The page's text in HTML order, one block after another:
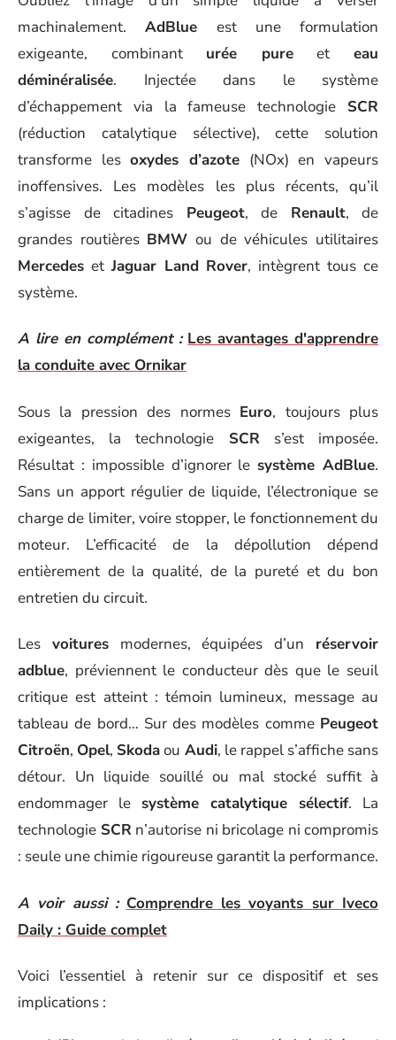
machinalement.AdBlue est une formulation
exigeante, combinant urée pureeteau
déminéralisée. Injectée dans le système
d’échappement via la fameuse technologie SCR
(réduction catalytique sélective), cette solution
transforme lesoxydes d’azote (NOx) en vapeurs
inoffensives. Les modèles les plus récents, qu’il
s’agisse de citadines Peugeot, de Renault, de
grandes routières BMW ou de véhicules utilitaires
Mercedes et Jaguar Land Rover, intègrent tous ce
système.
A lire en complément : Les avantages d'apprendre
la conduite avec Ornikar
Sous la pression des normes Euro, toujours plus
exigeantes, la technologie SCRs’est imposée.
Résultat : impossible d’ignorer le système AdBlue.
Sans un apport régulier de liquide, l’électronique se
charge de limiter, voire stopper, le fonctionnement du
moteur. L’efficacité de la dépollution dépend
entièrement de la qualité, de la pureté et du bon
entretien du circuit.
Les voituresmodernes, équipées d’un réservoir
adblue, préviennent le conducteur dès que le seuil
critique est atteint : témoin lumineux, message au
tableau de bord… Sur des modèles comme Peugeot
Citroën, Opel, Skodaou Audi, le rappel s’affiche sans
détour. Un liquide souillé ou mal stocké suffit à
endommager le système catalytique sélectif. La
technologie SCRn’autorise ni bricolage ni compromis
: seule une chimie rigoureuse garantit la performance.
A voir aussi : Comprendre les voyants sur Iveco
Daily : Guide complet
Voici l’essentiel à retenir sur ce dispositif et ses
implications :